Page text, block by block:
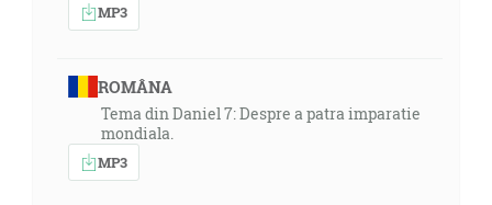
MP3
ROMÂNA
Tema din Daniel 7: Despre a patra imparatie
mondiala.
MP3